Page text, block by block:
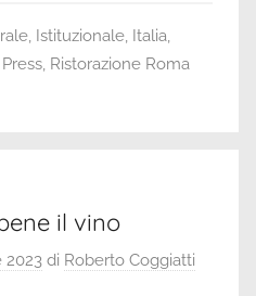
, Istituzionale, Italia,
Press, Ristorazione Roma
il vino
2023 di Roberto Coggiatti